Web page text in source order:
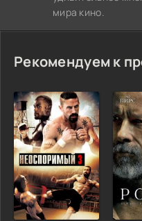
мира кино.
Рекомендуем к